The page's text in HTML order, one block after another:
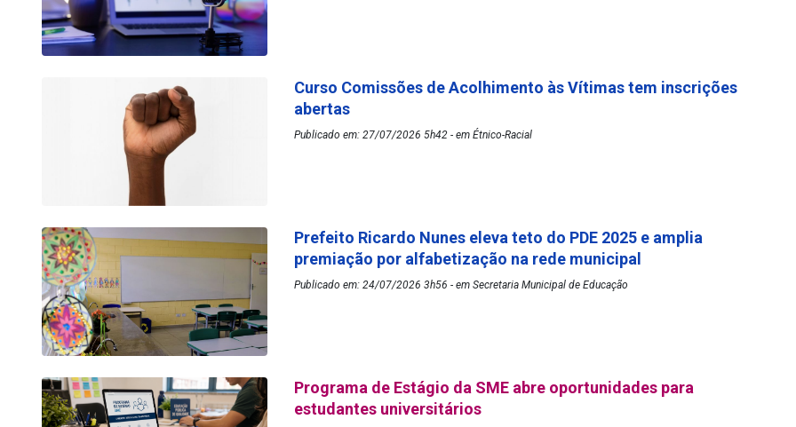
Curso Comissões de Acolhimento às Vítimas tem inscrições
abertas
Publicado em: 27/07/2026 5h42 - em Étnico-Racial
Prefeito Ricardo Nunes eleva teto do PDE 2025 e amplia
premiação por alfabetização na rede municipal
Publicado em: 24/07/2026 3h56 - em Secretaria Municipal de Educação
Programa de Estágio da SME abre oportunidades para
estudantes universitários